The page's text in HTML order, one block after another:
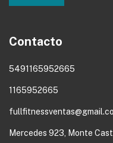
Contacto
5491165952665
1165952665
Mercedes 923, Monte